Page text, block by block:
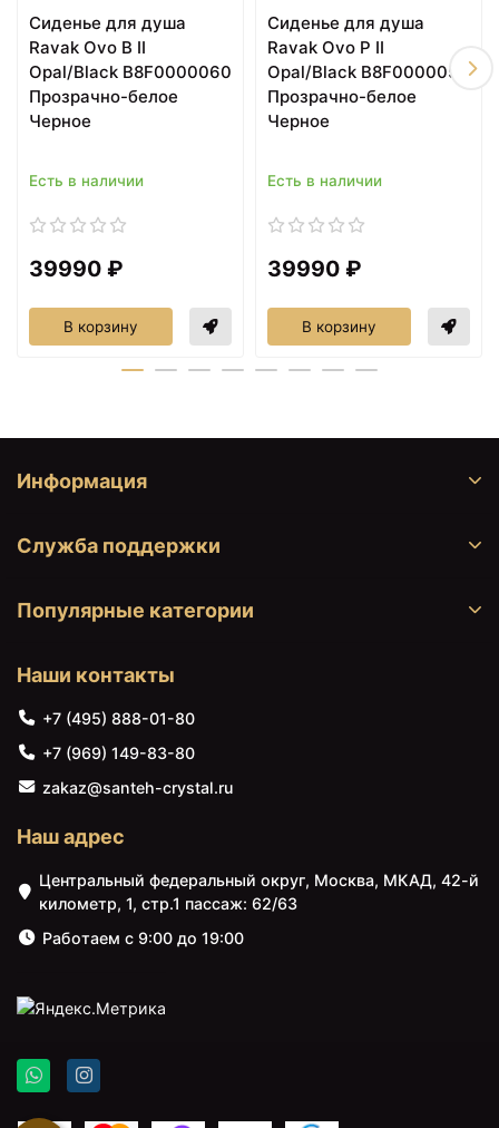
2280 ₽
Кольцо для полотенец
Grocenberg AC0063
(Золото глянец)
2280 ₽
Держатель для фена
Grocenberg AC0062
(Графит)
2370 ₽
(Матовое золото)
2470 ₽
Grocenberg GB07006
Сиденье для душа
Ravak Ovo B II
Opal/Black B8F0000060
Прозрачно-белое
Черное
Есть в наличии
39990 ₽
В корзину
Сиденье для душа
Ravak Ovo P II
Opal/Black B8F0000057
Прозрачно-белое
Черное
Есть в наличии
39990 ₽
В корзину
Информация
Служба поддержки
Популярные категории
Наши контакты
+7 (495) 888-01-80
+7 (969) 149-83-80
zakaz@santeh-crystal.ru
Наш адрес
Центральный федеральный округ, Москва, МКАД, 42-й
километр, 1, стр.1 пассаж: 62/63
Работаем с 9:00 до 19:00